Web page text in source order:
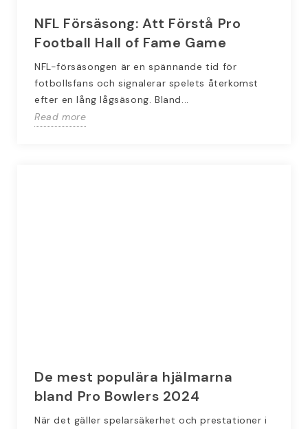
NFL Försäsong: Att Förstå Pro
Football Hall of Fame Game
NFL-försäsongen är en spännande tid för
fotbollsfans och signalerar spelets återkomst
efter en lång lågsäsong. Bland...
Read more
De mest populära hjälmarna
bland Pro Bowlers 2024
När det gäller spelarsäkerhet och prestationer i